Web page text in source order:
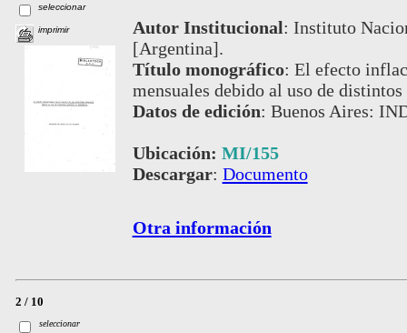
seleccionar
imprimir Autor Institucional: Instituto
[Argentina].
Título monográfico: El efecto
mensuales debido al uso de
Datos de edición: Buenos Aires:
Ubicación: MI/155
Descargar: Documento
Otra información
2 / 10
seleccionar